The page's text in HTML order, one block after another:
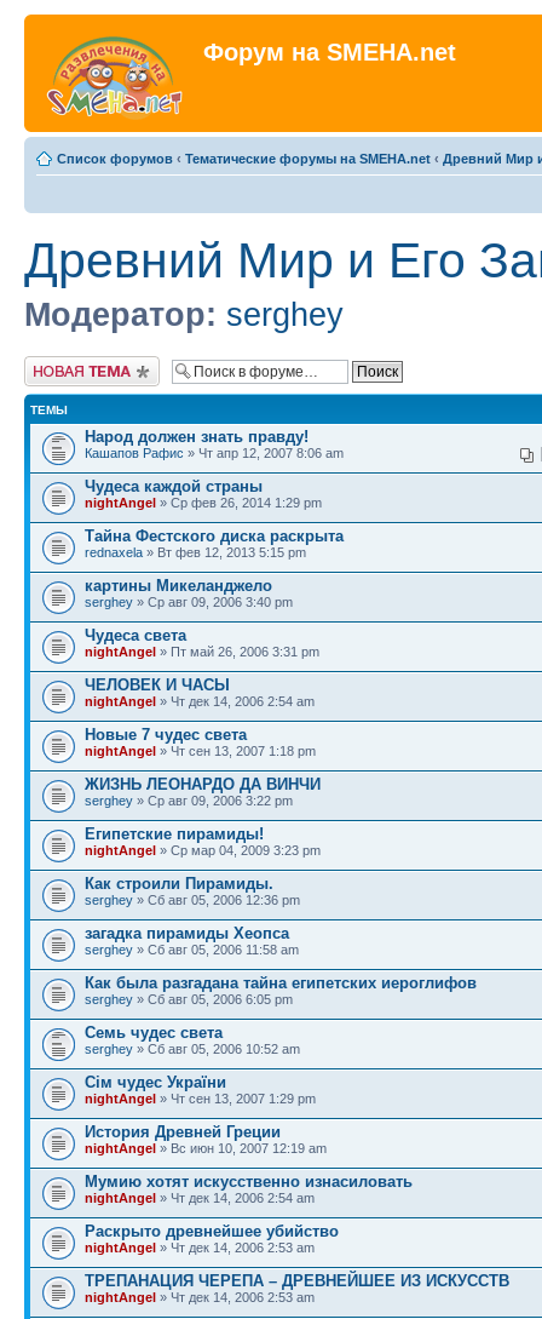
Форум на SMEHA.net
Список форумов ‹ Тематические форумы на SMEHA.net ‹ Древний Мир
Древний Мир и Его
Модератор: serghey
Новая тема
ТЕМЫ
Народ должен знать правду!
Кашапов Рафис » Чт апр 12, 2007 8:06 am
Чудеса каждой страны
nightAngel » Ср фев 26, 2014 1:29 pm
Тайна Фестского диска раскрыта
rednaxela » Вт фев 12, 2013 5:15 pm
картины Микеланджело
serghey » Ср авг 09, 2006 3:40 pm
Чудеса света
nightAngel » Пт май 26, 2006 3:31 pm
ЧЕЛОВЕК И ЧАСЫ
nightAngel » Чт дек 14, 2006 2:54 am
Новые 7 чудес света
nightAngel » Чт сен 13, 2007 1:18 pm
ЖИЗНЬ ЛЕОНАРДО ДА ВИНЧИ
serghey » Ср авг 09, 2006 3:22 pm
Египетские пирамиды!
nightAngel » Ср мар 04, 2009 3:23 pm
Как строили Пирамиды.
serghey » Сб авг 05, 2006 12:36 pm
загадка пирамиды Хеопса
serghey » Сб авг 05, 2006 11:58 am
Как была разгадана тайна египетских иероглифов
serghey » Сб авг 05, 2006 6:05 pm
Семь чудес света
serghey » Сб авг 05, 2006 10:52 am
Сім чудес України
nightAngel » Чт сен 13, 2007 1:29 pm
История Древней Греции
nightAngel » Вс июн 10, 2007 12:19 am
Мумию хотят искусственно изнасиловать
nightAngel » Чт дек 14, 2006 2:54 am
Раскрыто древнейшее убийство
nightAngel » Чт дек 14, 2006 2:53 am
ТРЕПАНАЦИЯ ЧЕРЕПА – ДРЕВНЕЙШЕЕ ИЗ ИСКУССТВ
nightAngel » Чт дек 14, 2006 2:53 am